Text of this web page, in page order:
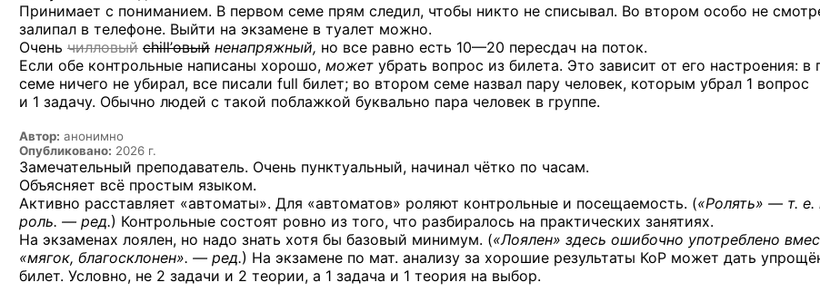
Принимает с пониманием. В первом семе прям следил, чтобы никто не списывал. Во втором особо не
залипал в телефоне. Выйти на экзамене в туалет можно.
Очень чилловый chill’овый ненапряжный, но все равно есть 10—20 пересдач на поток.
Если обе контрольные написаны хорошо, может убрать вопрос из билета. Это зависит от его настроения: в
семе ничего не убирал, все писали full билет; во втором семе назвал пару человек, которым убрал 1 вопрос
и 1 задачу. Обычно людей с такой поблажкой буквально пара человек в группе.
Автор: анонимно
Опубликовано: 2026 г.
Замечательный преподаватель. Очень пунктуальный, начинал чётко по часам.
Объясняет всё простым языком.
Активно расставляет «автоматы». Для «автоматов» роляют контрольные и посещаемость. («Ролять» — т. е.
роль. — ред.) Контрольные состоят ровно из того, что разбиралось на практических занятиях.
На экзаменах лоялен, но надо знать хотя бы базовый минимум. («Лоялен» здесь ошибочно употреблено
«мягок, благосклонен». — ред.) На экзамене по мат. анализу за хорошие результаты КоР может дать
билет. Условно, не 2 задачи и 2 теории, а 1 задача и 1 теория на выбор.